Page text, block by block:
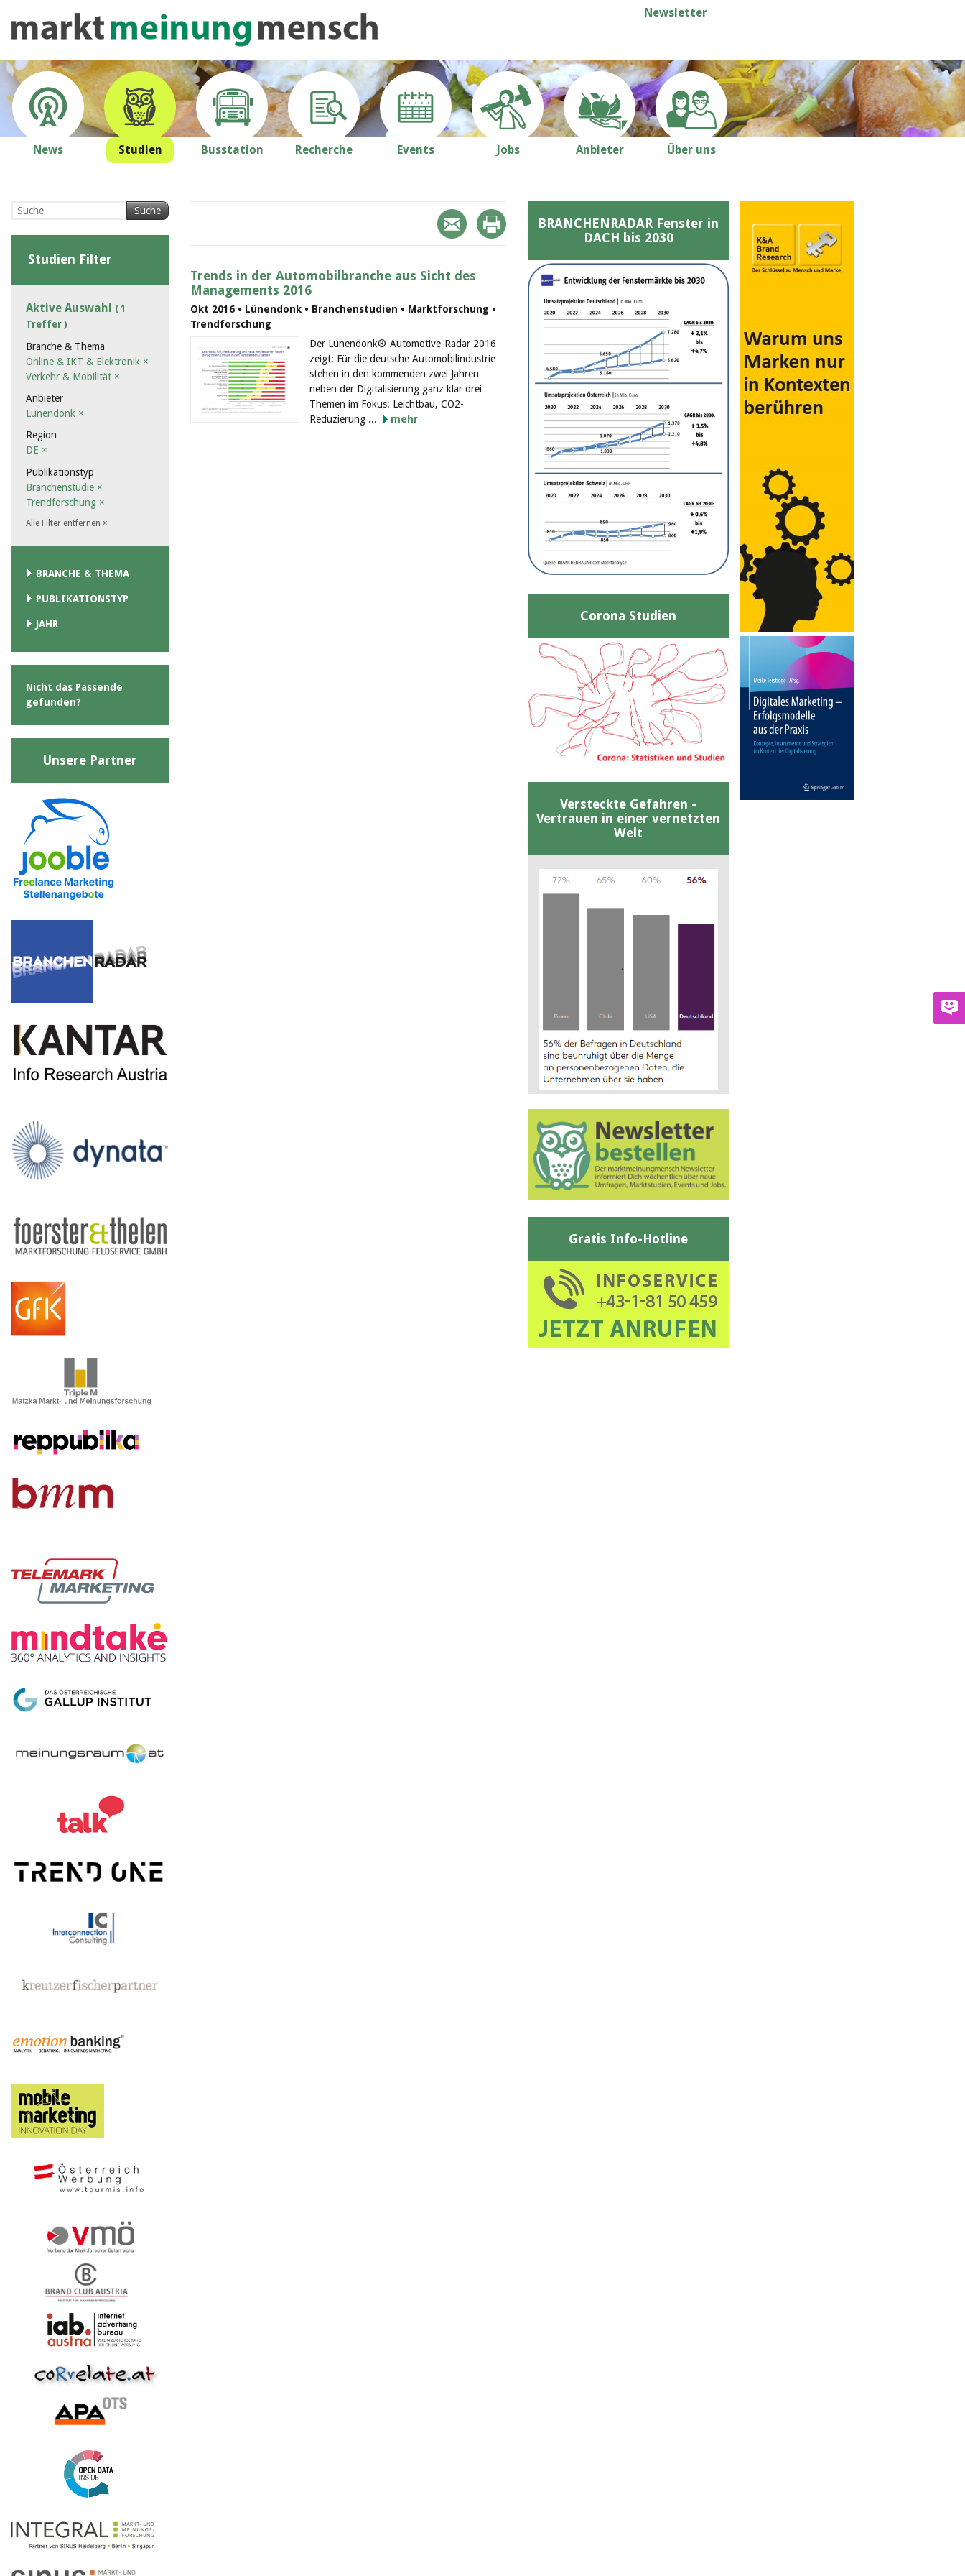
Newsletter
News Studien Busstation Recherche Events Jobs Anbieter Über uns
Trends in der Automobilbranche aus Sicht des
Managements 2016
Okt 2016 • Lünendonk • Branchenstudien • Marktforschung •
Trendforschung
Der Lünendonk®-Automotive-Radar 2016
zeigt: Für die deutsche Automobilindustrie
stehen in den kommenden zwei Jahren
neben der Digitalisierung ganz klar drei
Themen im Fokus: Leichtbau, CO2-
Reduzierung ...
mehr
Suche
Studien Filter
Aktive Auswahl ( 1
Treffer )
Branche & Thema
Online & IKT & Elektronik ×
Verkehr & Mobilität ×
Anbieter
Lünendonk ×
Region
DE ×
Publikationstyp
Branchenstudie ×
Trendforschung ×
Alle Filter entfernen ×
BRANCHE & THEMA
PUBLIKATIONSTYP
JAHR
Nicht das Passende
gefunden?
Unsere Partner
BRANCHENRADAR Fenster in
DACH bis 2030
Corona Studien
Versteckte Gefahren -
Vertrauen in einer vernetzten
Welt
Gratis Info-Hotline